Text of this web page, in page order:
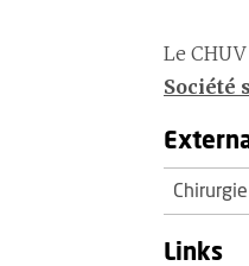
Le
Société
Links